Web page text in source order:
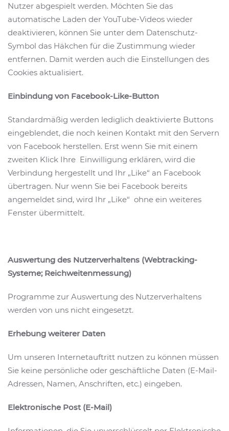
Nutzer abgespielt werden. Möchten Sie das
automatische Laden der YouTube-Videos wieder
deaktivieren, können Sie unter dem Datenschutz-
Symbol das Häkchen für die Zustimmung wieder
entfernen. Damit werden auch die Einstellungen des
Cookies aktualisiert.
Einbindung von Facebook-Like-Button
Standardmäßig werden lediglich deaktivierte Buttons
eingeblendet, die noch keinen Kontakt mit den Servern
von Facebook herstellen. Erst wenn Sie mit einem
zweiten Klick Ihre Einwilligung erklären, wird die
Verbindung hergestellt und Ihr „Like“ an Facebook
übertragen. Nur wenn Sie bei Facebook bereits
angemeldet sind, wird Ihr „Like“ ohne ein weiteres
Fenster übermittelt.
Auswertung des Nutzerverhaltens (Webtracking-
Systeme; Reichweitenmessung)
Programme zur Auswertung des Nutzerverhaltens
werden von uns nicht eingesetzt.
Erhebung weiterer Daten
Um unseren Internetauftritt nutzen zu können müssen
Sie keine persönliche oder geschäftliche Daten (E-Mail-
Adressen, Namen, Anschriften, etc.) eingeben.
Elektronische Post (E-Mail)